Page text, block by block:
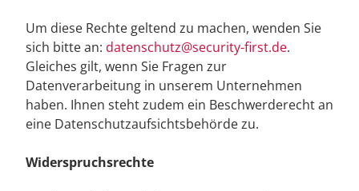
Um diese Rechte geltend zu machen, wenden Sie
sich bitte an: datenschutz@security-first.de.
Gleiches gilt, wenn Sie Fragen zur
Datenverarbeitung in unserem Unternehmen
haben. Ihnen steht zudem ein Beschwerderecht an
eine Datenschutzaufsichtsbehörde zu.
Widerspruchsrechte